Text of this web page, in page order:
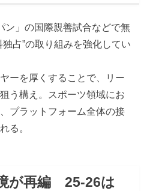
ン」の国際親善試合などで無
占”の取り組みを強化してい
ーを厚くすることで、リー
う構え。スポーツ領域にお
プラットフォーム全体の接
る。
が再編 25-26は